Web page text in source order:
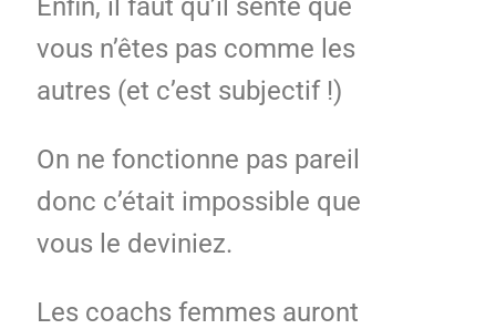
Enfin, il faut qu’il sente que
vous n’êtes pas comme les
autres (et c’est subjectif !)
On ne fonctionne pas pareil
donc c’était impossible que
vous le deviniez.
Les coachs femmes auront